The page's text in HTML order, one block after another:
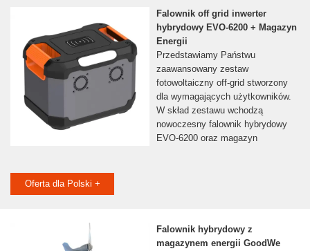
Falownik off grid inwerter
hybrydowy EVO-6200 + Magazyn
Energii
Przedstawiamy Państwu
zaawansowany zestaw
fotowoltaiczny off-grid stworzony
dla wymagających użytkowników.
W skład zestawu wchodzą
nowoczesny falownik hybrydowy
EVO-6200 oraz magazyn
Oferta dla Polski +
Falownik hybrydowy z
magazynem energii GoodWe